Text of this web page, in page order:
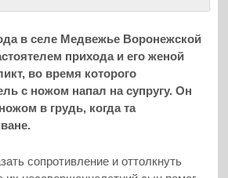
в селе Медвежье Воронежской
прихода и его женой
во время которого
с ножом напал на супругу. Он
в грудь, когда та
сопротивление и оттолкнуть